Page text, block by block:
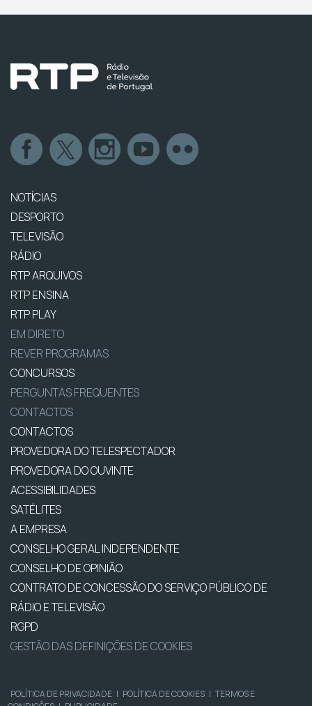
NOTÍCIAS
DESPORTO
TELEVISÃO
RÁDIO
RTP ARQUIVOS
RTP ENSINA
RTP PLAY
EM DIRETO
REVER PROGRAMAS
CONCURSOS
PERGUNTAS FREQUENTES
CONTACTOS
CONTACTOS
PROVEDORA DO TELESPECTADOR
PROVEDORA DO OUVINTE
ACESSIBILIDADES
SATÉLITES
A EMPRESA
CONSELHO GERAL INDEPENDENTE
CONSELHO DE OPINIÃO
CONTRATO DE CONCESSÃO DO SERVIÇO PÚBLICO DE
RÁDIO E TELEVISÃO
RGPD
GESTÃO DAS DEFINIÇÕES DE COOKIES
POLÍTICA DE PRIVACIDADE | POLÍTICA DE COOKIES | TERMOS E